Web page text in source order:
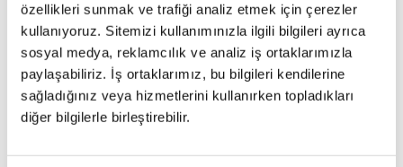
özellikleri sunmak ve trafiği analiz etmek için çerezler
kullanıyoruz. Sitemizi kullanımınızla ilgili bilgileri ayrıca
sosyal medya, reklamcılık ve analiz iş ortaklarımızla
paylaşabiliriz. İş ortaklarımız, bu bilgileri kendilerine
sağladığınız veya hizmetlerini kullanırken topladıkları
diğer bilgilerle birleştirebilir.